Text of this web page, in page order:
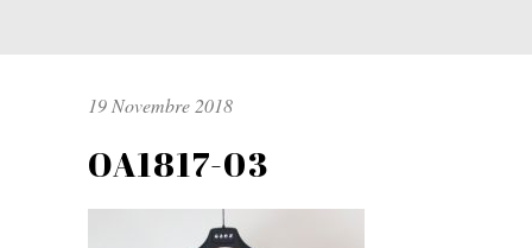
19 Novembre 2018
OA1817-03